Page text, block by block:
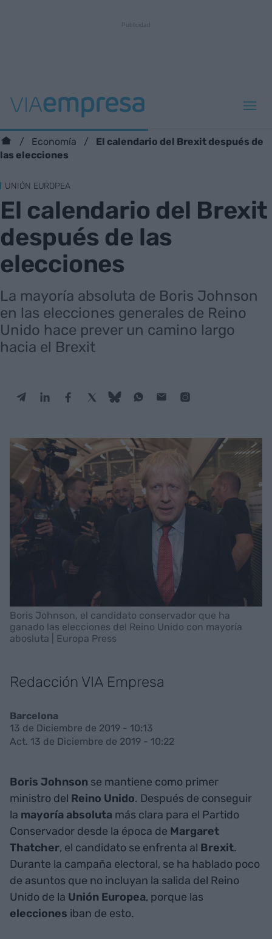
Economía
El calendario del Brexit después de
las elecciones
UNIÓN EUROPEA
El calendario del Brexit
después de las
elecciones
La mayoría absoluta de Boris Johnson
en las elecciones generales de Reino
Unido hace prever un camino largo
hacia el Brexit
Boris Johnson, el candidato conservador que ha
ganado las elecciones del Reino Unido con mayoría
abosluta | Europa Press
Redacción VIA Empresa
Barcelona
13 de Diciembre de 2019 - 10:13
Act. 13 de Diciembre de 2019 - 10:22
Boris Johnson se mantiene como primer
ministro del Reino Unido. Después de conseguir
la mayoría absoluta más clara para el Partido
Conservador desde la época de Margaret
Thatcher, el candidato se enfrenta al Brexit.
Durante la campaña electoral, se ha hablado poco
de asuntos que no incluyan la salida del Reino
Unido de la Unión Europea, porque las
elecciones iban de esto.